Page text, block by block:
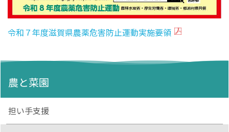
令和７年度滋賀県農薬危害防止運動実施要領
農と菜園
担い手支援